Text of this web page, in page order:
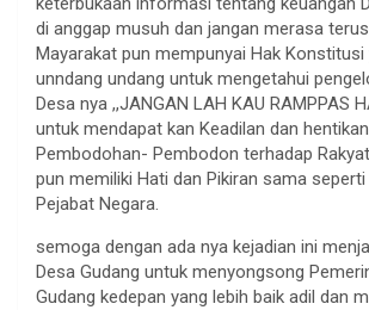
di anggap musuh dan jangan merasa
Mayarakat pun mempunyai Hak Konstitusi
unndang undang untuk mengetahui
Desa nya ,,JANGAN LAH KAU RAMPPAS
untuk mendapat kan Keadilan dan
Pembodohan- Pembodon terhadap
pun memiliki Hati dan Pikiran sama
Pejabat Negara.
semoga dengan ada nya kejadian ini
Desa Gudang untuk menyongsong
Gudang kedepan yang lebih baik adil dan